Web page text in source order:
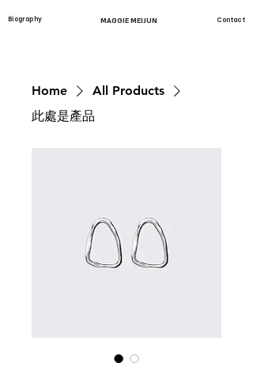
MAGGIE MEIJUN
Biography Contact
Home
All Products
此處是產品